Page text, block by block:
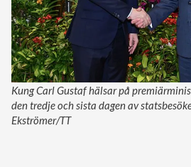
Kung Carl Gustaf hälsar på
den tredje och sista dagen av
Ekströmer/TT